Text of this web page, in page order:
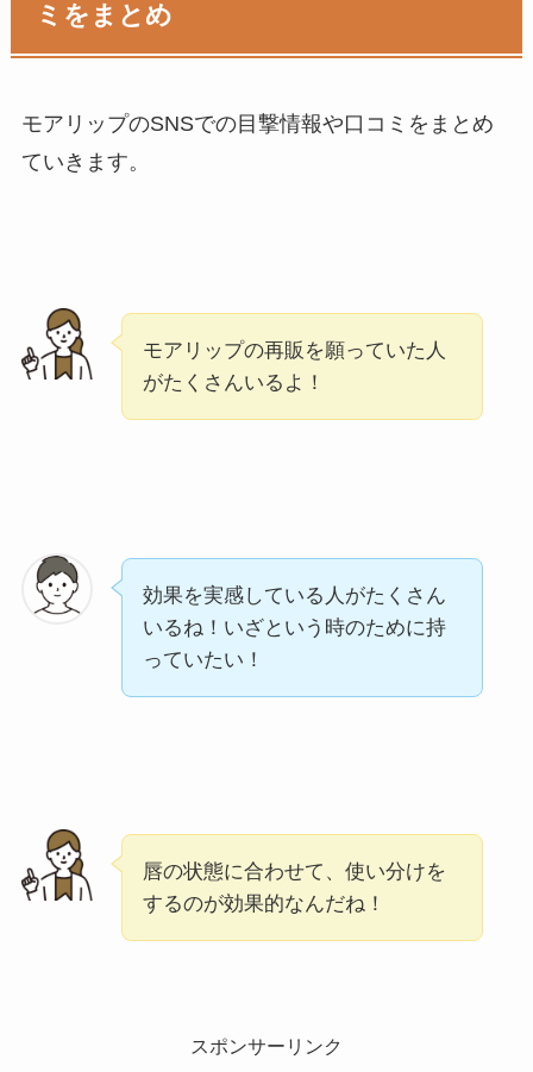
ミをまとめ
モアリップのSNSでの目撃情報や口コミをまとめ
ていきます。
モアリップの再販を願っていた人
がたくさんいるよ！
効果を実感している人がたくさん
いるね！いざという時のために持
っていたい！
唇の状態に合わせて、使い分けを
するのが効果的なんだね！
スポンサーリンク